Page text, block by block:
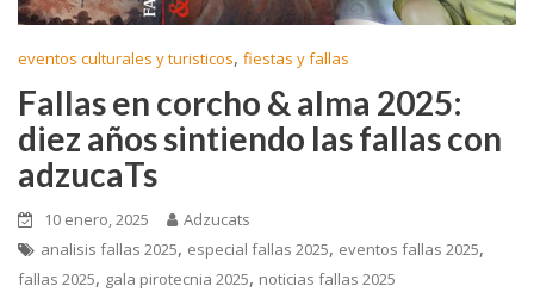
eventos culturales y turisticos, fiestas y fallas
Fallas en corcho & alma 2025:
diez años sintiendo las fallas con
adzucaTs
10 enero, 2025
Adzucats
analisis fallas 2025, especial fallas 2025, eventos fallas 2025,
fallas 2025, gala pirotecnia 2025, noticias fallas 2025